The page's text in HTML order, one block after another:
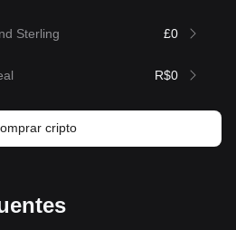
Sterling £0
R$0
cripto